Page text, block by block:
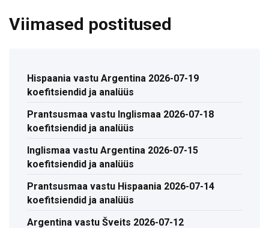
Viimased postitused
Hispaania vastu Argentina 2026-07-19
koefitsiendid ja analüüs
Prantsusmaa vastu Inglismaa 2026-07-18
koefitsiendid ja analüüs
Inglismaa vastu Argentina 2026-07-15
koefitsiendid ja analüüs
Prantsusmaa vastu Hispaania 2026-07-14
koefitsiendid ja analüüs
Argentina vastu Šveits 2026-07-12